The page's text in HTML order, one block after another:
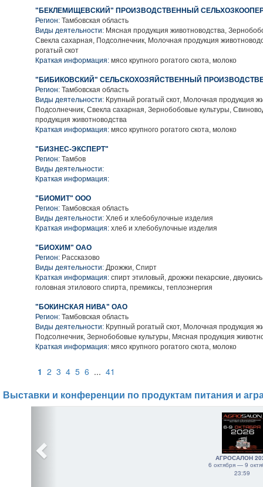
"БЕКЛЕМИЩЕВСКИЙ" ПРОИЗВОДСТВЕННЫЙ
Регион: Тамбовская область
Виды деятельности: Мясная продукция животноводства,
Свекла сахарная, Подсолнечник, Молочная продукция
рогатый скот
Краткая информация: мясо крупного рогатого скота, молоко
"БИБИКОВСКИЙ" СЕЛЬСКОХОЗЯЙСТВЕННЫЙ
Регион: Тамбовская область
Виды деятельности: Крупный рогатый скот, Молочная продукция
Подсолнечник, Свекла сахарная, Зернобобовые культуры,
продукция животноводства
Краткая информация: мясо крупного рогатого скота, молоко
"БИЗНЕС-ЭКСПЕРТ"
Регион: Тамбов
Виды деятельности:
Краткая информация:
"БИОМИТ" ООО
Регион: Тамбовская область
Виды деятельности: Хлеб и хлебобулочные изделия
Краткая информация: хлеб и хлебобулочные изделия
"БИОХИМ" ОАО
Регион: Рассказово
Виды деятельности: Дрожжи, Спирт
Краткая информация: спирт этиловый, дрожжи пекарские,
головная этилового спирта, премиксы, теплоэнергия
"БОКИНСКАЯ НИВА" ОАО
Регион: Тамбовская область
Виды деятельности: Крупный рогатый скот, Молочная продукция
Подсолнечник, Зернобобовые культуры, Мясная продукция
Краткая информация: мясо крупного рогатого скота, молоко
1 2 3 4 5 6 ... 41
Выставки и конференции по продуктам питания и
АГРОСАЛОН
6 октября — 9
23:59